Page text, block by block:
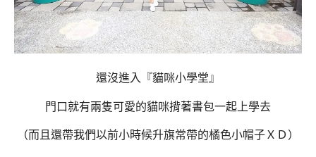
還沒進入『貓咪小學堂』
門口就有兩隻可愛的貓咪揹著書包一起上學去
（而且還帶我們以前小時候升旗常帶的橘色小帽子ＸＤ）